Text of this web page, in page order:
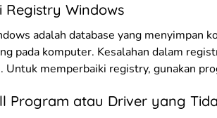
Registry Windows
adalah database yang menyimpan
pada komputer. Kesalahan dalam
Untuk memperbaiki registry, gunakan
Program atau Driver yang